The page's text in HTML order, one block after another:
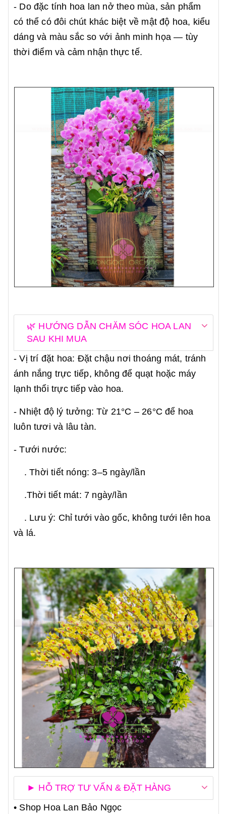
- Do đặc tính hoa lan nở theo mùa, sản phẩm
có thể có đôi chút khác biệt về mật độ hoa, kiểu
dáng và màu sắc so với ảnh minh họa — tùy
thời điểm và cảm nhận thực tế.
🌿 HƯỚNG DẪN CHĂM SÓC HOA LAN
SAU KHI MUA
- Vị trí đặt hoa: Đặt chậu nơi thoáng mát, tránh
ánh nắng trực tiếp, không để quạt hoặc máy
lạnh thổi trực tiếp vào hoa.
- Nhiệt độ lý tưởng: Từ 21°C – 26°C để hoa
luôn tươi và lâu tàn.
- Tưới nước:
. Thời tiết nóng: 3–5 ngày/lần
.Thời tiết mát: 7 ngày/lần
. Lưu ý: Chỉ tưới vào gốc, không tưới lên hoa
và lá.
► HỖ TRỢ TƯ VẤN & ĐẶT HÀNG
• Shop Hoa Lan Bảo Ngọc